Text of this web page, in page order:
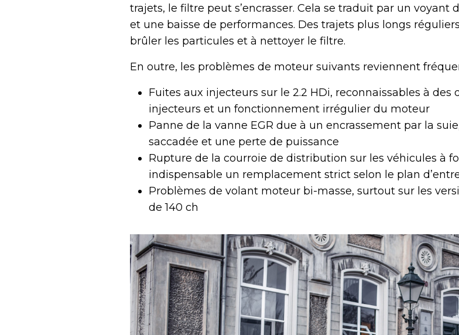
trajets, le filtre peut s’encrasser. Cela se traduit par un voyant
et une baisse de performances. Des trajets plus longs
brûler les particules et à nettoyer le filtre.
En outre, les problèmes de moteur suivants reviennent
Fuites aux injecteurs sur le 2.2 HDi, reconnaissables à des
injecteurs et un fonctionnement irrégulier du moteur
Panne de la vanne EGR due à un encrassement par la
saccadée et une perte de puissance
Rupture de la courroie de distribution sur les véhicules à
indispensable un remplacement strict selon le plan
Problèmes de volant moteur bi-masse, surtout sur les
de 140 ch